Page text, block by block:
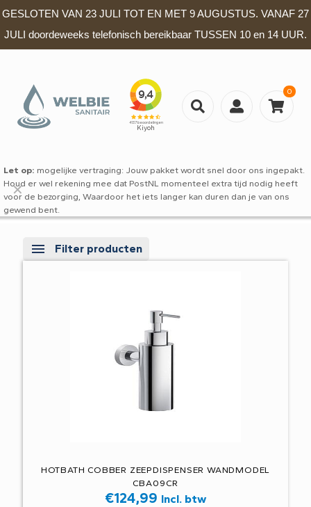
GESLOTEN VAN 23 JULI TOT EN MET 9 AUGUSTUS. VANAF 27
JULI doordeweeks telefonisch bereikbaar TUSSEN 10 en 14 UUR.
0
Let op: mogelijke vertraging: Jouw pakket wordt snel door ons ingepakt.
Houd er wel rekening mee dat PostNL momenteel extra tijd nodig heeft
voor de bezorging, Waardoor het iets langer kan duren dan je van ons
gewend bent.
✕
Filter producten
HOTBATH COBBER ZEEPDISPENSER WANDMODEL
CBA09CR
€124,99 Incl. btw